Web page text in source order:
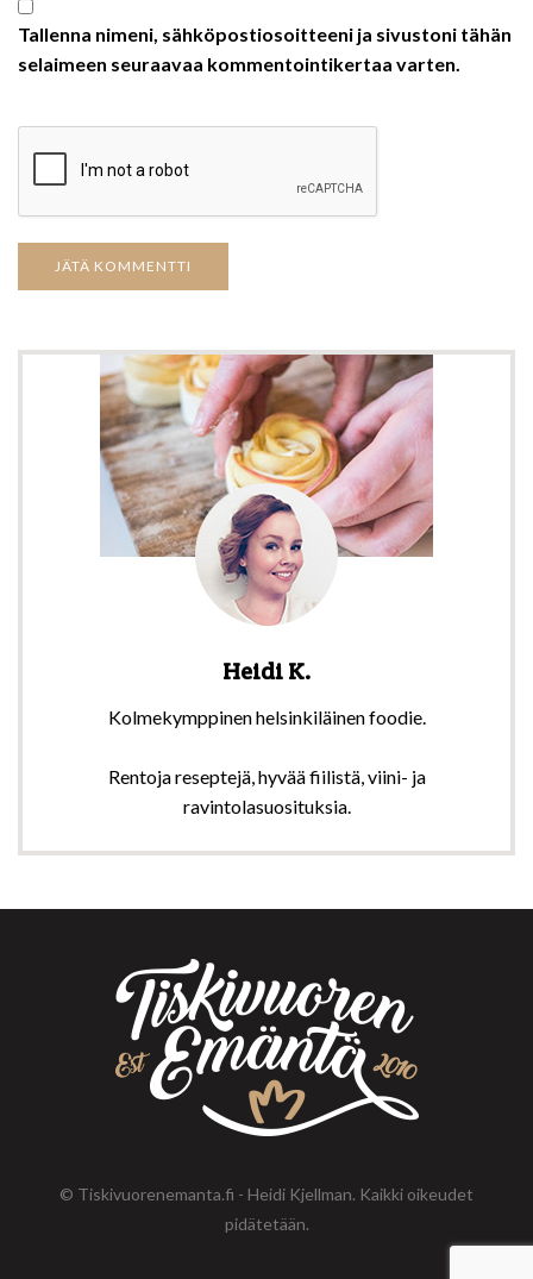
Tallenna nimeni, sähköpostiosoitteeni ja sivustoni tähän
selaimeen seuraavaa kommentointikertaa varten.
Heidi K.
Kolmekymppinen helsinkiläinen foodie.
Rentoja reseptejä, hyvää fiilistä, viini- ja
ravintolasuosituksia.
© Tiskivuorenemanta.fi - Heidi Kjellman. Kaikki oikeudet
pidätetään.